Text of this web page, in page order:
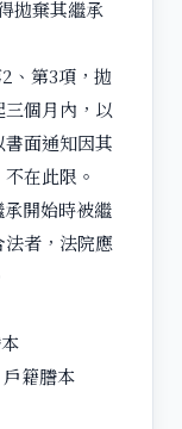
拋棄其繼承
、第3項，拋
個月內，以
面通知因其
在此限。
開始時被繼
者，法院應
籍謄本